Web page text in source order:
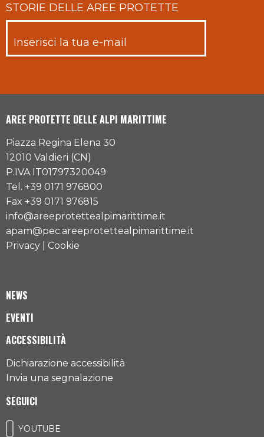
STORIE DELLE AREE PROTETTE
AREE PROTETTE DELLE ALPI MARITTIME
Piazza Regina Elena 30
12010 Valdieri (CN)
P.IVA IT01797320049
Tel. +39 0171 976800
Fax +39 0171 976815
info@areeprotettealpimarittime.it
apam@pec.areeprotettealpimarittime.it
Privacy
Cookie
NEWS
EVENTI
ACCESSIBILITÀ
Dichiarazione accessibilità
Invia una segnalazione
SEGUICI
YOUTUBE